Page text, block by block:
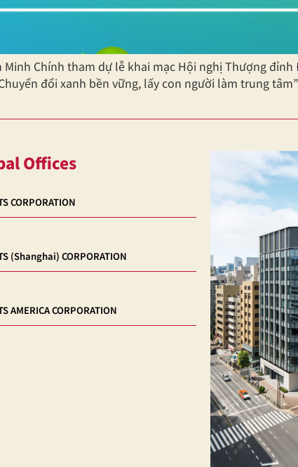
Chính tham dự lễ khai mạc Hội nghị Thượng
đổi xanh bền vững, lấy con người làm trung
Offices
CORPORATION
(Shanghai) CORPORATION
AMERICA CORPORATION